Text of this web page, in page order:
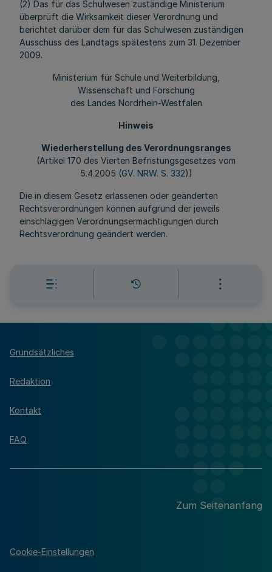
(2) Das für das Schulwesen zuständige Ministerium
überprüft die Wirksamkeit dieser Verordnung und
berichtet darüber dem für das Schulwesen zuständigen
Ausschuss des Landtags spätestens zum 31. Dezember
2009.
Ministerium für Schule und Weiterbildung,
Wissenschaft und Forschung
des Landes Nordrhein-Westfalen
Hinweis
Wiederherstellung des Verordnungsranges
(Artikel 170 des Vierten Befristungsgesetzes vom
5.4.2005 (GV. NRW. S. 332))
Die in diesem Gesetz erlassenen oder geänderten
Rechtsverordnungen können aufgrund der jeweils
einschlägigen Verordnungsermächtigungen durch
Rechtsverordnung geändert werden.
Grundsätzliches
Redaktion
Kontakt
FAQ
Zum Seitenanfang
Cookie-Einstellungen